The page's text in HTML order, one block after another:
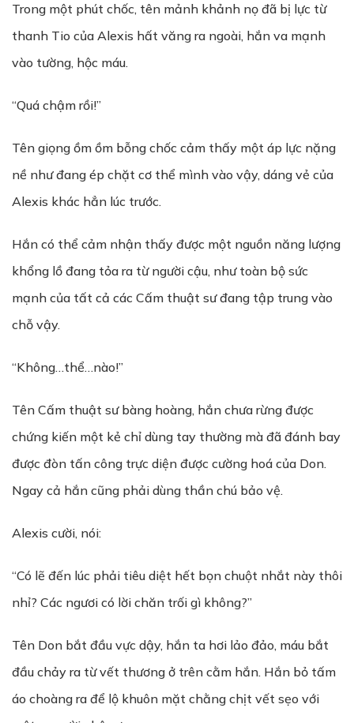
Trong một phút chốc, tên mảnh khảnh nọ đã bị lực từ
thanh Tio của Alexis hất văng ra ngoài, hắn va mạnh
vào tường, hộc máu.
“Quá chậm rồi!”
Tên giọng ồm ồm bỗng chốc cảm thấy một áp lực nặng
nề như đang ép chặt cơ thể mình vào vậy, dáng vẻ của
Alexis khác hẳn lúc trước.
Hắn có thể cảm nhận thấy được một nguồn năng lượng
khổng lồ đang tỏa ra từ người cậu, như toàn bộ sức
mạnh của tất cả các Cấm thuật sư đang tập trung vào
chỗ vậy.
“Không…thể…nào!”
Tên Cấm thuật sư bàng hoàng, hắn chưa rừng được
chứng kiến một kẻ chỉ dùng tay thường mà đã đánh bay
được đòn tấn công trực diện được cường hoá của Don.
Ngay cả hắn cũng phải dùng thần chú bảo vệ.
Alexis cười, nói:
“Có lẽ đến lúc phải tiêu diệt hết bọn chuột nhắt này thôi
nhỉ? Các ngươi có lời chăn trối gì không?”
Tên Don bắt đầu vực dậy, hắn ta hơi lảo đảo, máu bắt
đầu chảy ra từ vết thương ở trên cằm hắn. Hắn bỏ tấm
áo choàng ra để lộ khuôn mặt chằng chịt vết sẹo với